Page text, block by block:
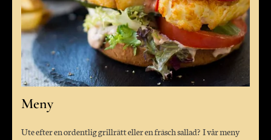
Meny
Ute efter en ordentlig grillrätt eller en fräsch sallad? I vår meny